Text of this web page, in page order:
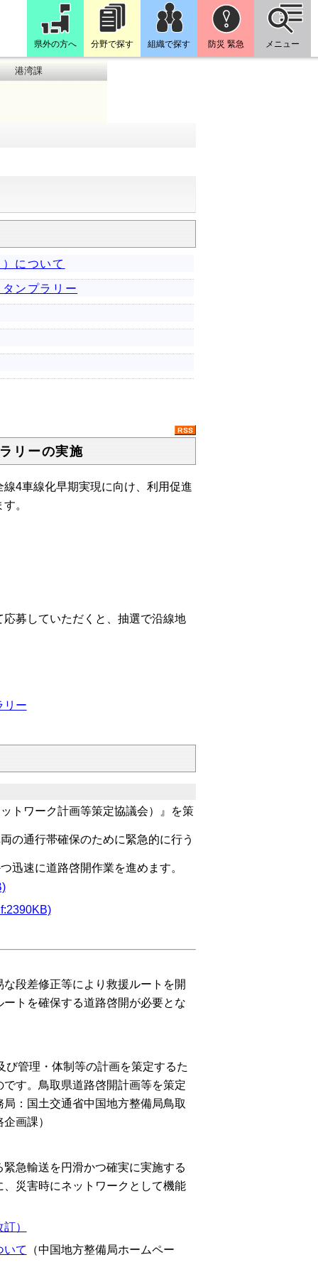
県外の方へ 分野で探す 組織で探す 防災 緊急 メニュー
港湾課
について
ンプラリー
リーの実施
線4車線化早期実現に向け、利用促進
。
募していただくと、抽選で沿線地
リー
トワーク計画等策定協議会）』を策
の通行帯確保のために緊急的に行う
迅速に道路啓開作業を進めます。
段差修正等により救援ルートを開
トを確保する道路啓開が必要とな
管理・体制等の計画を策定するた
す。鳥取県道路啓開計画等を策定
：国土交通省中国地方整備局鳥取
画課）
急輸送を円滑かつ確実に実施する
災害時にネットワークとして機能
）
いて （中国地方整備局ホームペー